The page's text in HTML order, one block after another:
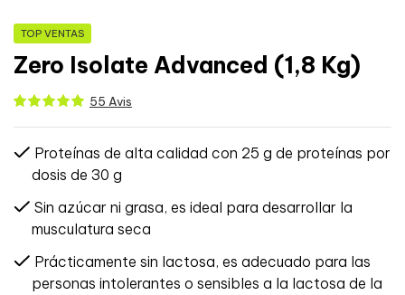
TOP VENTAS
Zero Isolate Advanced (1,8 Kg)
55 Avis
Proteínas de alta calidad con 25 g de proteínas por
dosis de 30 g
Sin azúcar ni grasa, es ideal para desarrollar la
musculatura seca
Prácticamente sin lactosa, es adecuado para las
personas intolerantes o sensibles a la lactosa de la